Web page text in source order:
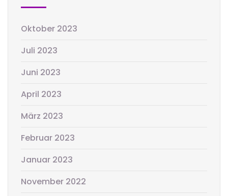
Oktober 2023
Juli 2023
Juni 2023
April 2023
März 2023
Februar 2023
Januar 2023
November 2022